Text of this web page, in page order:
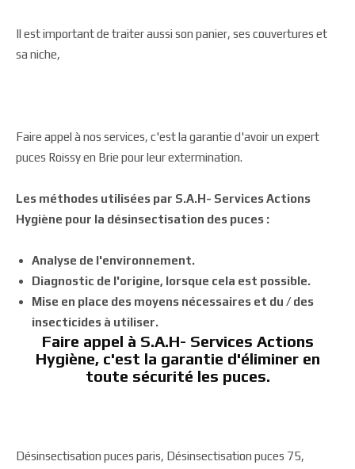
Il est important de traiter aussi son panier, ses couvertures et
sa niche,
Faire appel à nos services, c'est la garantie d'avoir un expert
puces Roissy en Brie pour leur extermination.
Les méthodes utilisées par S.A.H- Services Actions
Hygiène pour la désinsectisation des puces :
Analyse de l'environnement.
Diagnostic de l'origine, lorsque cela est possible.
Mise en place des moyens nécessaires et du / des
insecticides à utiliser.
Faire appel à S.A.H- Services Actions
Hygiène, c'est la garantie d'éliminer en
toute sécurité les puces.
Désinsectisation puces paris, Désinsectisation puces 75,